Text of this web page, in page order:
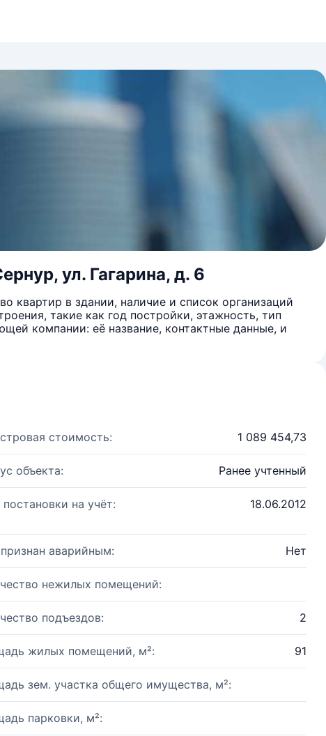
ул. Гагарина, д. 6
в здании, наличие и список организаций
такие как год постройки, этажность, тип
компании: её название, контактные данные, и
стоимость: 1 089 454,73
объекта: Ранее учтенный
на учёт: 18.06.2012
аварийным: Нет
нежилых помещений:
подъездов: 2
жилых помещений, м²: 91
зем. участка общего имущества, м²:
парковки, м²: